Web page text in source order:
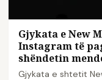
Gjykata e New
Instagram të
shëndetin
Gjykata e shtetit